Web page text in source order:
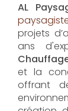
AL
projets
ans
et la
offrant